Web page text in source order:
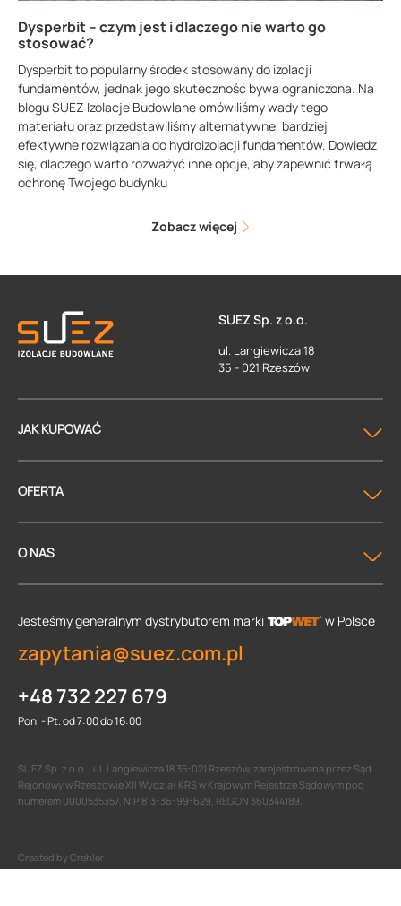
Dysperbit – czym jest i dlaczego nie warto go
stosować?
Dysperbit to popularny środek stosowany do izolacji
fundamentów, jednak jego skuteczność bywa ograniczona. Na
blogu SUEZ Izolacje Budowlane omówiliśmy wady tego
materiału oraz przedstawiliśmy alternatywne, bardziej
efektywne rozwiązania do hydroizolacji fundamentów. Dowiedz
się, dlaczego warto rozważyć inne opcje, aby zapewnić trwałą
ochronę Twojego budynku
Zobacz więcej
SUEZ Sp. z o.o.
ul. Langiewicza 18
35 - 021 Rzeszów
JAK KUPOWAĆ
OFERTA
O NAS
Jesteśmy generalnym dystrybutorem marki w Polsce
zapytania@suez.com.pl
+48 732 227 679
Pon. - Pt. od 7:00 do 16:00
SUEZ Sp. z o.o. , ul. Langiewicza 18 35-021 Rzeszów, zarejestrowana przez Sąd
Rejonowy w Rzeszowie XII Wydział KRS w Krajowym Rejestrze Sądowym pod
numerem 0000535357, NIP 813-36-99-629, REGON 360344189.
Created by Crehler